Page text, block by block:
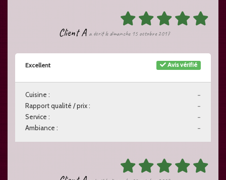
Client A a écrit le dimanche 15 octobre 2017
Avis vérifié
Excellent
-
Cuisine :
-
Rapport qualité / prix :
-
Service :
-
Ambiance :